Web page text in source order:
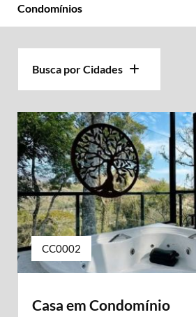
Condomínios
Busca por Cidades
CC0002
Casa em Condomínio